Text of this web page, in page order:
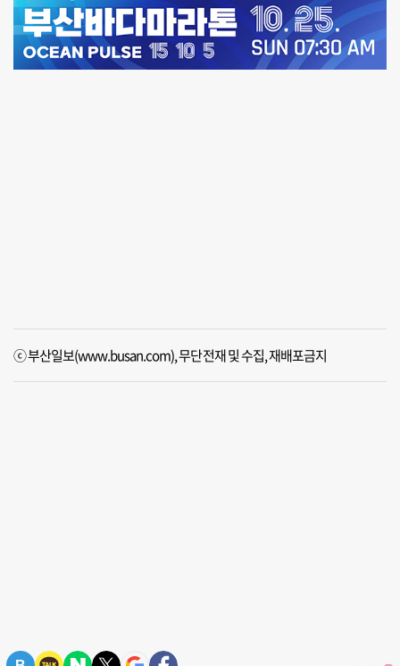
ⓒ 부산일보(www.busan.com), 무단전재 및 수집, 재배포금지